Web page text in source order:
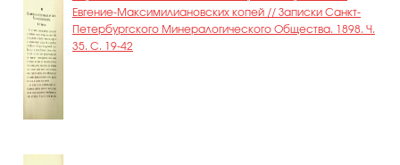
Евгение-Максимилиановских копей // Записки Санкт-
Петербургского Минералогического Общества. 1898. Ч.
35. С. 19-42